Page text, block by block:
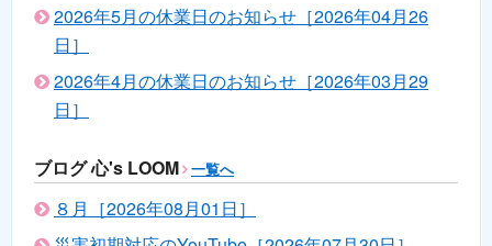
2026年5月の休業日のお知らせ［2026年04月26
日］
2026年4月の休業日のお知らせ［2026年03月29
日］
ブログ 心's LOOM 一覧へ
８月［2026年08月01日］